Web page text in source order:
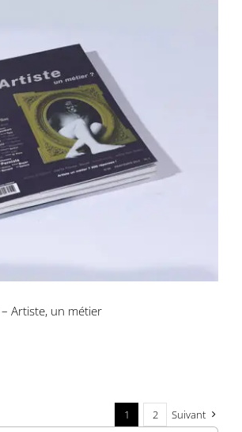
n°26 – Artiste, un métier
Artiste, un métier
1 2 Suivant